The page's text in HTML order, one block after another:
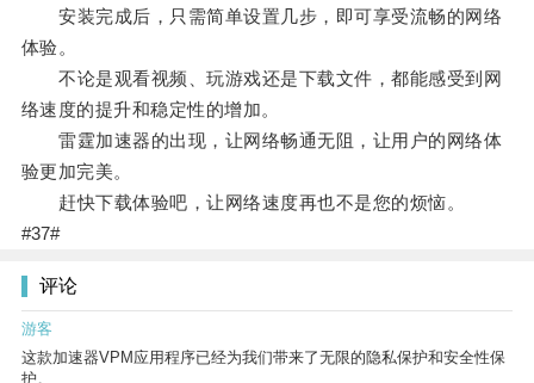
安装完成后，只需简单设置几步，即可享受流畅的网络
体验。
不论是观看视频、玩游戏还是下载文件，都能感受到网
络速度的提升和稳定性的增加。
雷霆加速器的出现，让网络畅通无阻，让用户的网络体
验更加完美。
赶快下载体验吧，让网络速度再也不是您的烦恼。
#37#
评论
游客
这款加速器VPM应用程序已经为我们带来了无限的隐私保护和安全性保
护。